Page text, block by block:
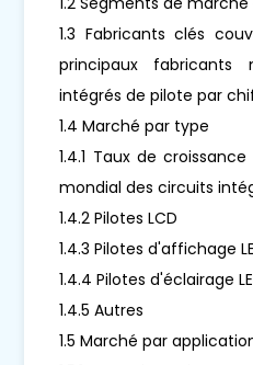
1.3 Fabricants clés
principaux fabricants
intégrés de pilote par
1.4 Marché par type
1.4.1 Taux de
mondial des circuits
1.4.2 Pilotes LCD
1.4.3 Pilotes d'affichage
1.4.4 Pilotes d'éclairage
1.4.5 Autres
1.5 Marché par